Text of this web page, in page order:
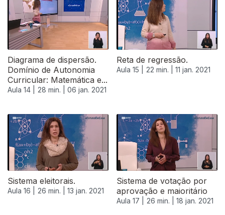
Diagrama de dispersão.
Domínio de Autonomia
Curricular: Matemática e...
Aula 14 | 28 min. | 06 jan. 2021
Reta de regressão.
Aula 15 | 22 min. | 11 jan. 2021
Sistema eleitorais.
Aula 16 | 26 min. | 13 jan. 2021
Sistema de votação por
aprovação e maioritário
Aula 17 | 26 min. | 18 jan. 2021